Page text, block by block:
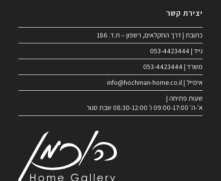
יצירת קשר
כתובת | דרך החקלאים, רשפון – ת.ד. 186
נייד | 053-4423444
משרד | 053-4423444
אימייל | info@hochman-home.co.il
שעות פתיחה |
א'-ה' 09:00-17:00 ו' 08:30-12:00 שבת סגור